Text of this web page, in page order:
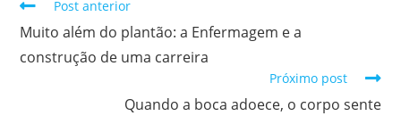
Post anterior
Muito além do plantão: a Enfermagem e a
construção de uma carreira
Próximo post
Quando a boca adoece, o corpo sente